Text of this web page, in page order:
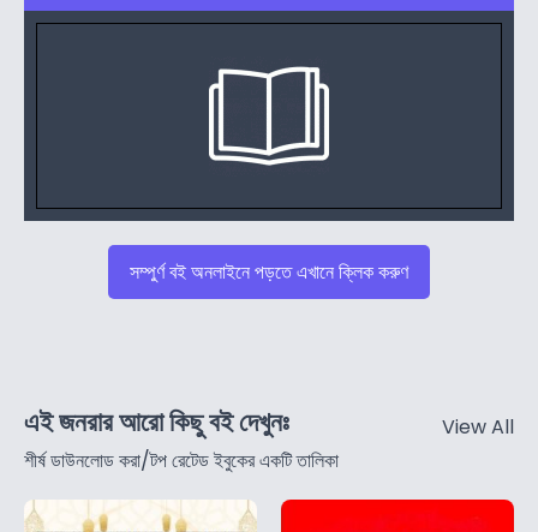
সম্পুর্ণ বই অনলাইনে পড়তে এখানে ক্লিক করুণ
এই জনরার আরো কিছু বই দেখুনঃ
শীর্ষ ডাউনলোড করা/টপ রেটেড ইবুকের একটি তালিকা
View All